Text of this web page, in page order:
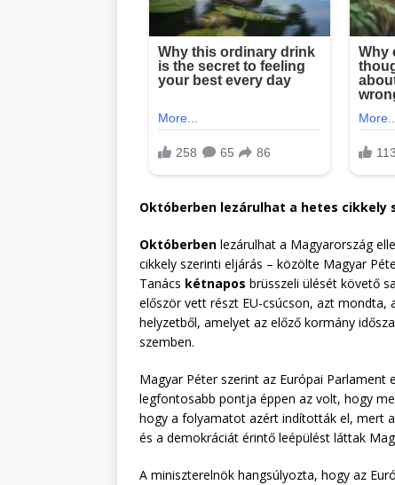
Októberben lezárulhat a hetes cikkely
Októberben lezárulhat a Magyarország
cikkely szerinti eljárás – közölte Magyar
Tanács kétnapos brüsszeli ülését követő
először vett részt EU-csúcson, azt mondta,
helyzetből, amelyet az előző kormány
szemben.
Magyar Péter szerint az Európai
legfontosabb pontja éppen az volt, hogy
hogy a folyamatot azért indították el, mert
és a demokráciát érintő leépülést láttak
A miniszterelnök hangsúlyozta, hogy az